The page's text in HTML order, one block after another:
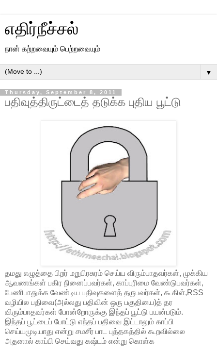
எதிர்நீச்சல்
நான் கற்றவையும் பெற்றவையும்
▼
Thursday, September 8, 2011
பதிவுத்திருட்டைத் தடுக்க புதிய பூட்டு
தமது எழுத்தை பிறர் மறுபிரசுரம் செய்ய விரும்பாதவர்கள், முக்கிய
ஆவணங்கள் பகிர நினைப்பவர்கள், காப்புரிமை வேண்டுபவர்கள்,
பேணிபாதுக்க வேண்டிய பதிவுகளைத் தருபவர்கள், கூகிள்,RSS
வழியில பதிவை(அல்லது பதிவின் ஒரு பகுதியை)த் தர
விரும்பாதவர்கள் போன்றோருக்கு இந்தப் பூட்டு பயன்படும்.
இந்தப் பூட்டைப் போட்டு எந்தப் பதிவை இட்டாலும் காப்பி
செய்யமுடியாது என்று சமசீர் பாட புத்தகத்தில் கூறவில்லை
அதனால் காப்பி செய்வது கஷ்டம் என்று கொள்க